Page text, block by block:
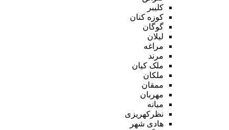
کلیبر
کوزه کنان
گوگان
لیلان
مراغه
مرند
ملک کیان
ملکان
ممقان
مهربان
میانه
نظرکهریزی
هادی شهر